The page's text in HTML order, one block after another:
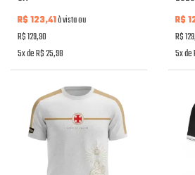
R$ 123,41à vista ou
R$ 129,90
5x de R$ 25,98
R$
R$
5x de